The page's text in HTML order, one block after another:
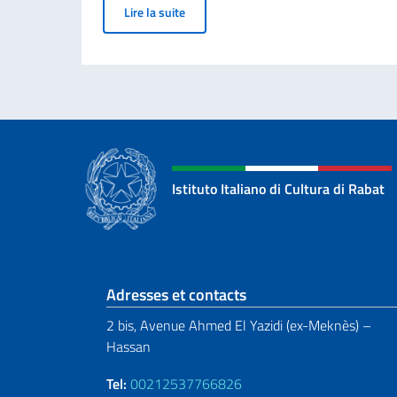
Lire la suiteMatera Capitale méditerranéenne de
Istituto Italiano di Cultura di Rabat
Section de pied de
Adresses et contacts
2 bis, Avenue Ahmed El Yazidi (ex-Meknès) –
Hassan
Tel: 00212537766826